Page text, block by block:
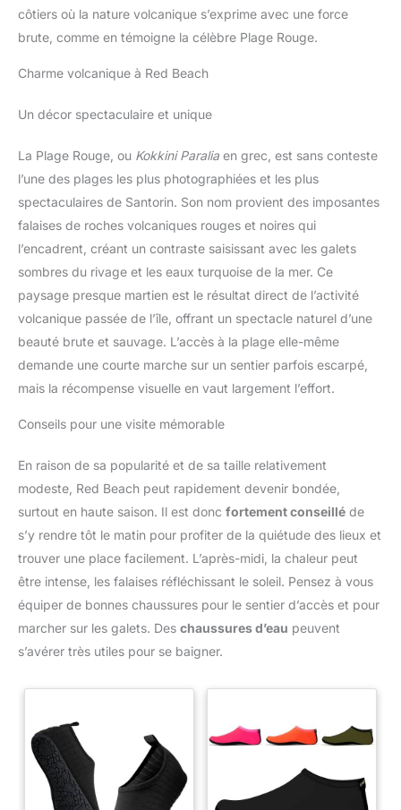
Sur L'eau.
côtiers où la nature volcanique s’exprime avec une force
brute, comme en témoigne la célèbre Plage Rouge.
Charme volcanique à Red Beach
Un décor spectaculaire et unique
La Plage Rouge, ou Kokkini Paralia en grec, est sans conteste
l’une des plages les plus photographiées et les plus
spectaculaires de Santorin. Son nom provient des imposantes
falaises de roches volcaniques rouges et noires qui
l’encadrent, créant un contraste saisissant avec les galets
sombres du rivage et les eaux turquoise de la mer. Ce
paysage presque martien est le résultat direct de l’activité
volcanique passée de l’île, offrant un spectacle naturel d’une
beauté brute et sauvage. L’accès à la plage elle-même
demande une courte marche sur un sentier parfois escarpé,
mais la récompense visuelle en vaut largement l’effort.
Conseils pour une visite mémorable
En raison de sa popularité et de sa taille relativement
modeste, Red Beach peut rapidement devenir bondée,
surtout en haute saison. Il est donc fortement conseillé de
s’y rendre tôt le matin pour profiter de la quiétude des lieux et
trouver une place facilement. L’après-midi, la chaleur peut
être intense, les falaises réfléchissant le soleil. Pensez à vous
équiper de bonnes chaussures pour le sentier d’accès et pour
marcher sur les galets. Des chaussures d’eau peuvent
s’avérer très utiles pour se baigner.